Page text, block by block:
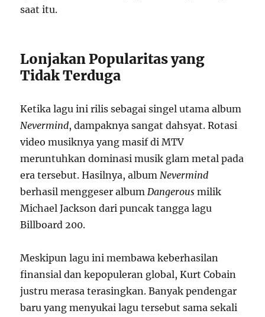
saat itu.
Lonjakan Popularitas yang
Tidak Terduga
Ketika lagu ini rilis sebagai singel utama album
Nevermind, dampaknya sangat dahsyat. Rotasi
video musiknya yang masif di MTV
meruntuhkan dominasi musik glam metal pada
era tersebut. Hasilnya, albumNevermind
berhasil menggeser albumDangerous milik
Michael Jackson dari puncak tangga lagu
Billboard 200.
Meskipun lagu ini membawa keberhasilan
finansial dan kepopuleran global, Kurt Cobain
justru merasa terasingkan. Banyak pendengar
baru yang menyukai lagu tersebut sama sekali